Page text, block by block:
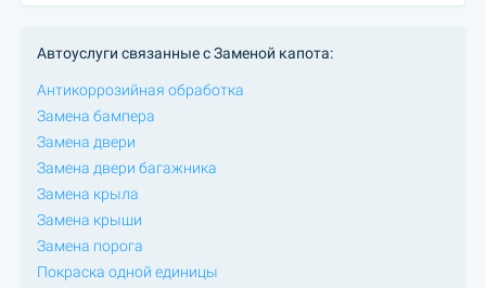
Автоуслуги связанные с Заменой капота:
Антикоррозийная обработка
Замена бампера
Замена двери
Замена двери багажника
Замена крыла
Замена крыши
Замена порога
Покраска одной единицы